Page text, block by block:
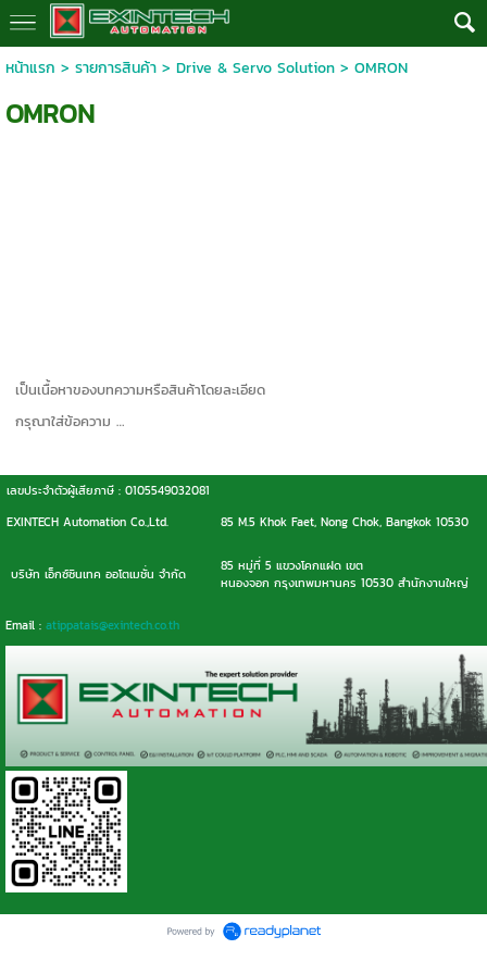
หน้าแรก > รายการสินค้า> Drive & Servo Solution> OMRON
OMRON
เป็นเนื้อหาของบทความหรือสินค้าโดยละเอียด
กรุณาใส่ข้อความ …
เลขประจำตัวผู้เสียภาษี : 0105549032081
EXINTECH Automation Co.,Ltd.
85 M.5 Khok Faet, Nong Chok, Bangkok 10530
บริษัท เอ็กซ์ซินเทค ออโตเมชั่น จำกัด
85 หมู่ที่ 5 แขวงโคกแฝด เขต
หนองจอก กรุงเทพมหานคร 10530 สำนักงานใหญ่
Email : atippatais@exintech.co.th